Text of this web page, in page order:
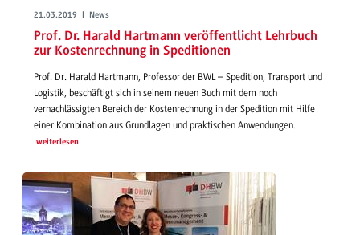
21.03.2019 | News
Prof. Dr. Harald Hartmann veröffentlicht Lehrbuch
zur Kostenrechnung in Speditionen
Prof. Dr. Harald Hartmann, Professor der BWL – Spedition, Transport und
Logistik, beschäftigt sich in seinem neuen Buch mit dem noch
vernachlässigten Bereich der Kostenrechnung in der Spedition mit Hilfe
einer Kombination aus Grundlagen und praktischen Anwendungen.
weiterlesen